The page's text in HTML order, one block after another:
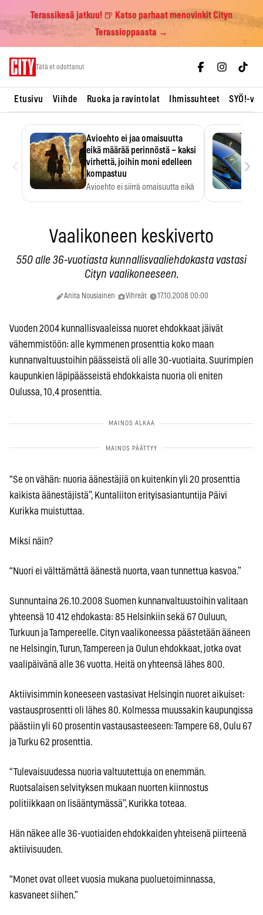
Terassikesä jatkuu! 🍺 Katso parhaat menovinkit Cityn
Terassioppaasta →
Tätä et odottanut
Etusivu Viihde Ruoka ja ravintolat Ihmissuhteet SYÖ!-
Avioehto ei jaa omaisuutta
eikä määrää perinnöstä – kaksi
virhettä, joihin moni edelleen
kompastuu
Avioehto ei siirrä omaisuutta eikä
›
Vaalikoneen keskiverto
550 alle 36-vuotiasta kunnallisvaaliehdokasta vastasi
Cityn vaalikoneeseen.
Anita Nousiainen Vihreät 17.10.2008 00:00
Vuoden 2004 kunnallisvaaleissa nuoret ehdokkaat jäivät
vähemmistöön: alle kymmenen prosenttia koko maan
kunnanvaltuustoihin päässeistä oli alle 30-vuotiaita. Suurimpien
kaupunkien läpipäässeistä ehdokkaista nuoria oli eniten
Oulussa, 10,4 prosenttia.
“Se on vähän: nuoria äänestäjiä on kuitenkin yli 20 prosenttia
kaikista äänestäjistä”, Kuntaliiton erityisasiantuntija Päivi
Kurikka muistuttaa.
Miksi näin?
“Nuori ei välttämättä äänestä nuorta, vaan tunnettua kasvoa.”
Sunnuntaina 26.10.2008 Suomen kunnanvaltuustoihin valitaan
yhteensä 10 412 ehdokasta: 85 Helsinkiin sekä 67 Ouluun,
Turkuun ja Tampereelle. Cityn vaalikoneessa päästetään ääneen
ne Helsingin, Turun, Tampereen ja Oulun ehdokkaat, jotka ovat
vaalipäivänä alle 36 vuotta. Heitä on yhteensä lähes 800.
Aktiivisimmin koneeseen vastasivat Helsingin nuoret aikuiset:
vastausprosentti oli lähes 80. Kolmessa muussakin kaupungissa
päästiin yli 60 prosentin vastausasteeseen: Tampere 68, Oulu 67
ja Turku 62 prosenttia.
“Tulevaisuudessa nuoria valtuutettuja on enemmän.
Ruotsalaisen selvityksen mukaan nuorten kiinnostus
politiikkaan on lisääntymässä”, Kurikka toteaa.
Hän näkee alle 36-vuotiaiden ehdokkaiden yhteisenä piirteenä
aktiivisuuden.
“Monet ovat olleet vuosia mukana puoluetoiminnassa,
kasvaneet siihen.”